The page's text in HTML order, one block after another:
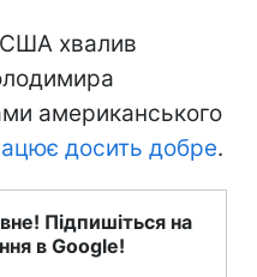
хвалив
американського
досить добре.
Підпишіться на
в Google!